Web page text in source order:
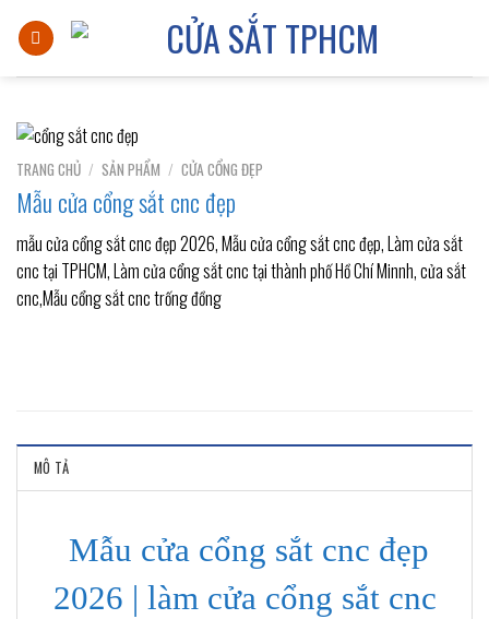
TRANG CHỦ / SẢN PHẨM / CỬA CỔNG ĐẸP
Mẫu cửa cổng sắt cnc đẹp
mẫu cửa cổng sắt cnc đẹp 2026, Mẫu cửa cổng sắt cnc đẹp, Làm cửa sắt
cnc tại TPHCM, Làm cửa cổng sắt cnc tại thành phố Hồ Chí Minnh, cửa sắt
cnc,Mẫu cổng sắt cnc trống đồng
MÔ TẢ
Mẫu cửa cổng sắt cnc đẹp
2026 | làm cửa cổng sắt cnc